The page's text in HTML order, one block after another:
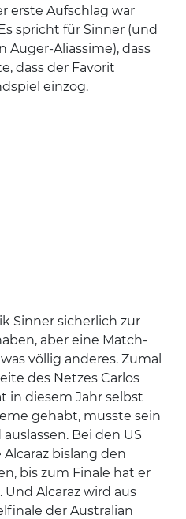
erste Aufschlag war
spricht für Sinner (und
Auger-Aliassime), dass
dass der Favorit
einzog.
Sinner sicherlich zur
aber eine Match-
völlig anderes. Zumal
des Netzes Carlos
in diesem Jahr selbst
gehabt, musste sein
Bei den US
bislang den
bis zum Finale hat er
Alcaraz wird aus
der Australian